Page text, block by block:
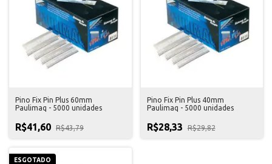
Pino Fix Pin Plus 60mm
Paulimaq - 5000 unidades
R$41,60 R$43,79
Pino Fix Pin Plus 40mm
Paulimaq - 5000 unidades
R$28,33 R$29,82
ESGOTADO